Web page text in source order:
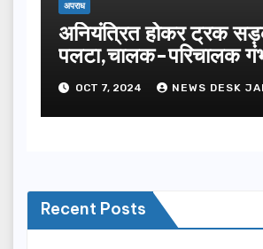
अपराध
अनियंत्रित होकर ट्रक
पलटा,चालक-परिचालक
OCT 7, 2024 NEWS DESK
Recent Posts